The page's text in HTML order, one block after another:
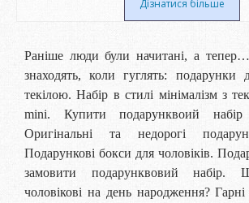
Дізнатися більше
Раніше люди були начитані, а
знаходять, коли гуглять: подарунки
текілою. Набір в стилі мінімалізм з
mini. Купити подарунквоий набір
Оригінальні та недорогі
Подарункові бокси для чоловіків.
замовити подарунквовий набір.
чоловікові на день народження?